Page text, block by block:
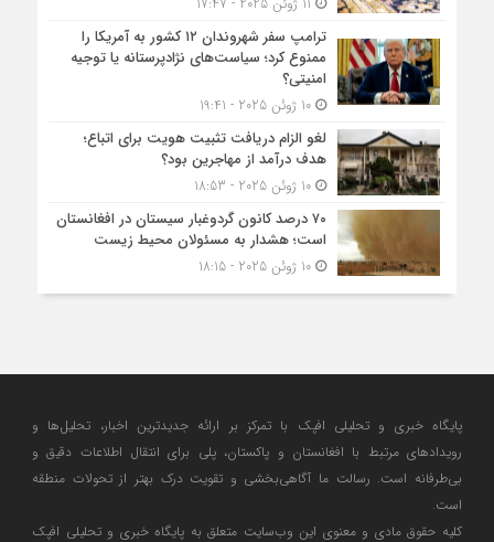
ترامپ سفر شهروندان ۱۲ کشور به آمریکا را
ممنوع کرد؛ سیاست‌های نژادپرستانه یا توجیه
امنیتی؟
10 ژوئن 2025 - 19:41
لغو الزام دریافت تثبیت هویت برای اتباع؛
هدف درآمد از مهاجرین بود؟
10 ژوئن 2025 - 18:53
۷۰ درصد کانون گردوغبار سیستان در افغانستان
است؛ هشدار به مسئولان محیط زیست
10 ژوئن 2025 - 18:15
پایگاه خبری و تحلیلی افپک با تمرکز بر ارائه جدیدترین اخبار، تحلیل‌ها و
رویدادهای مرتبط با افغانستان و پاکستان، پلی برای انتقال اطلاعات دقیق و
بی‌طرفانه است. رسالت ما آگاهی‌بخشی و تقویت درک بهتر از تحولات منطقه
است.
کلیه حقوق مادی و معنوی این وب‌سایت متعلق به پایگاه خبری و تحلیلی افپک